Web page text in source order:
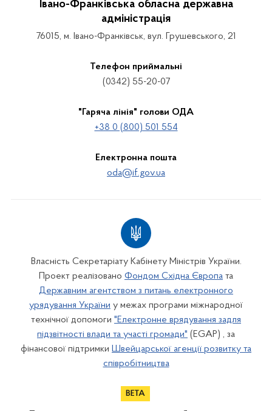
Івано-Франківська обласна державна
адміністрація
76015, м. Івано-Франківськ, вул. Грушевського, 21
Телефон приймальні
(0342) 55-20-07
"Гаряча лінія" голови ОДА
+38 0 (800) 501 554
Електронна пошта
oda@if.gov.ua
Власність Секретаріату Кабінету Міністрів України.
Проект реалізовано Фондом Східна Європа та
Державним агентством з питань електронного
урядування України у межах програми міжнародної
технічної допомоги "Електронне врядування задля
підзвітності влади та участі громади" (EGAP) , за
фінансової підтримки Швейцарської агенції розвитку та
співробітництва